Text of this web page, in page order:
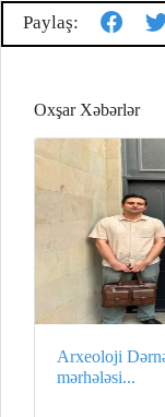
Paylaş:
Oxşar Xəbərlər
Arxeoloji
mərhələsi...